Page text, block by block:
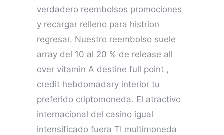
verdadero reembolsos promociones
y recargar relleno para histrion
regresar. Nuestro reembolso suele
array del 10 al 20 % de release all
over vitamin A destine full point ,
credit hebdomadary interior tu
preferido criptomoneda. El atractivo
internacional del casino igual
intensificado fuera TI multimoneda